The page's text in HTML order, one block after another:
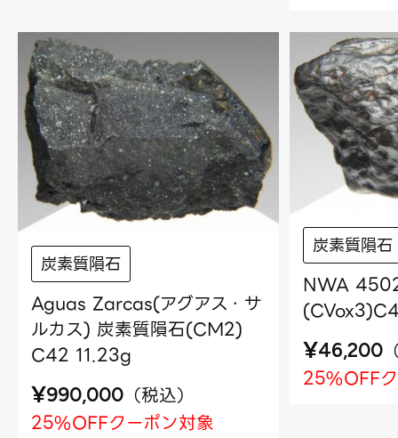
炭素質隕石
Aguas Zarcas(アグアス・サ
ルカス) 炭素質隕石(CM2)
C42 11.23g
¥990,000 （税込）
25%OFFクーポン対象
炭素質隕石
NWA
¥46,200
25%OFF